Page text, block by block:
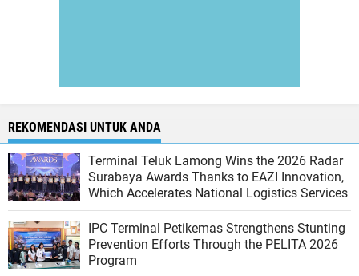
REKOMENDASI UNTUK ANDA
Terminal Teluk Lamong Wins the 2026 Radar
Surabaya Awards Thanks to EAZI Innovation,
Which Accelerates National Logistics Services
IPC Terminal Petikemas Strengthens Stunting
Prevention Efforts Through the PELITA 2026
Program